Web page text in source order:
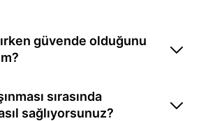
güvende olduğunu
sırasında
sağlıyorsunuz?